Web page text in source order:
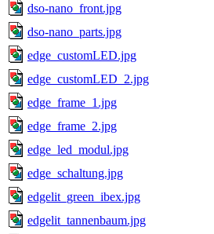
dso-nano_front.jpg
dso-nano_parts.jpg
edge_customLED.jpg
edge_customLED_2.jpg
edge_frame_1.jpg
edge_frame_2.jpg
edge_led_modul.jpg
edge_schaltung.jpg
edgelit_green_ibex.jpg
edgelit_tannenbaum.jpg